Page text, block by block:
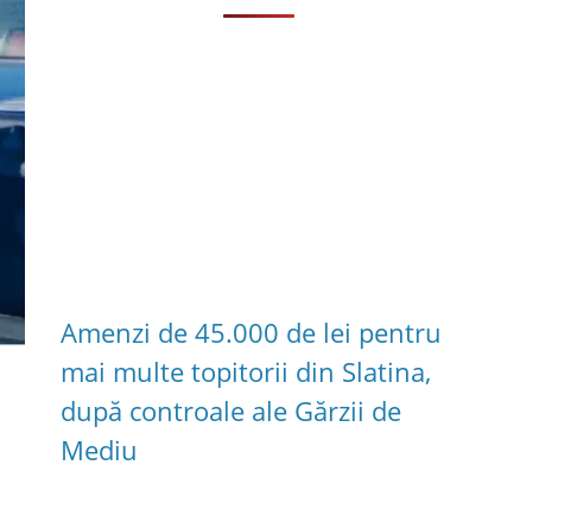
Amenzi de 45.000 de lei pentru
mai multe topitorii din Slatina,
după controale ale Gărzii de
Mediu